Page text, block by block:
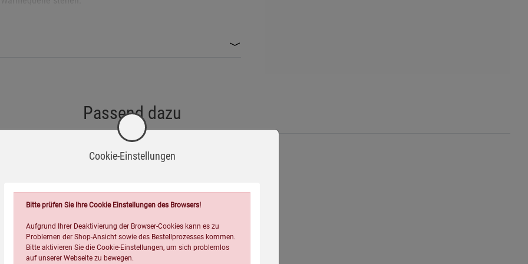
am Material zu verhindern.
, Elektro- und Induktionsherde sowie für offenes Feuer.
sein, bevor er gereinigt oder verstaut wird.
Passend dazu
Cookie-Einstellungen
Bitte prüfen Sie Ihre Cookie Einstellungen des Browsers!
Aufgrund Ihrer Deaktivierung der Browser-Cookies kann es zu
Problemen der Shop-Ansicht sowie des Bestellprozesses kommen.
Bitte aktivieren Sie die Cookie-Einstellungen, um sich problemlos
auf unserer Webseite zu bewegen.